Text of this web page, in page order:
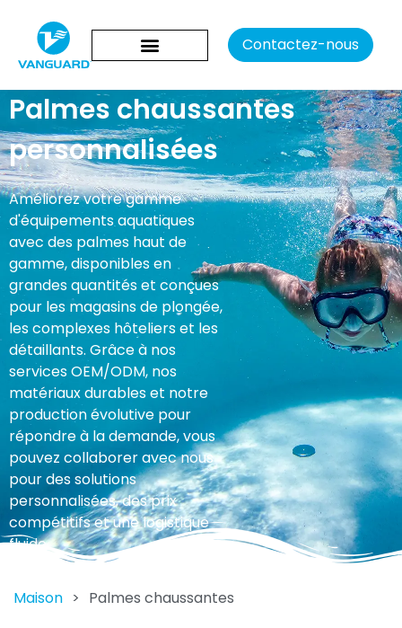
Contactez-nous
Palmes chaussantes
personnalisées
Améliorez votre gamme
d'équipements aquatiques
avec des palmes haut de
gamme, disponibles en
grandes quantités et conçues
pour les magasins de plongée,
les complexes hôteliers et les
détaillants. Grâce à nos
services OEM/ODM, nos
matériaux durables et notre
production évolutive pour
répondre à la demande, vous
pouvez collaborer avec nous
pour des solutions
personnalisées, des prix
compétitifs et une logistique
fluide.
Maison > Palmes chaussantes